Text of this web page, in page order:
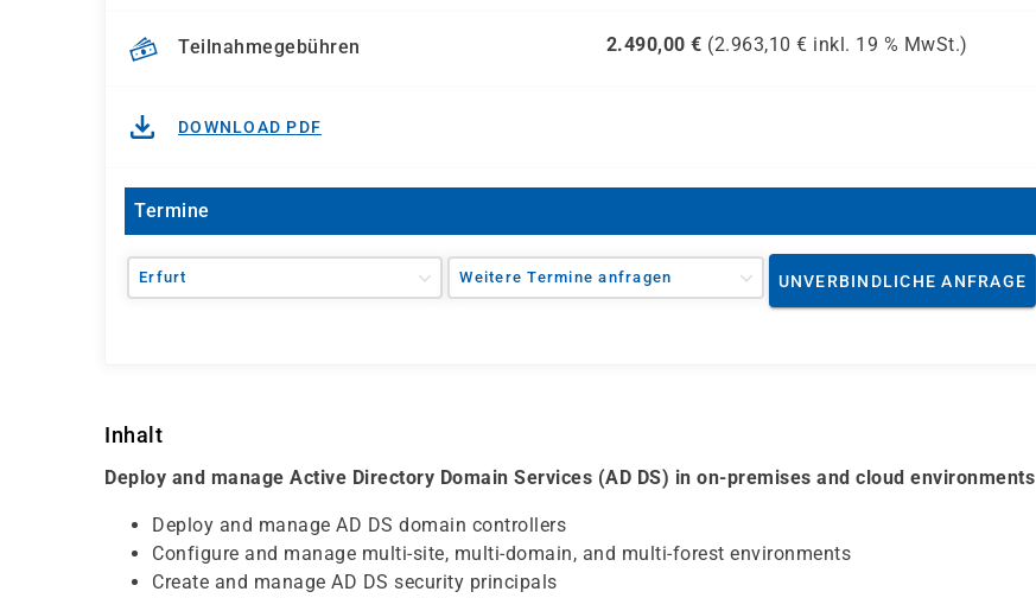
Teilnahmegebühren 2.490,00 € (2.963,10 € inkl. 19 % MwSt.)
DOWNLOAD PDF
Termine
Erfurt Weitere Termine anfragen UNVERBINDLICHE ANFRAGE
Inhalt
Deploy and manage Active Directory Domain Services (AD DS) in on-premises and cloud environments
Deploy and manage AD DS domain controllers
Configure and manage multi-site, multi-domain, and multi-forest environments
Create and manage AD DS security principals